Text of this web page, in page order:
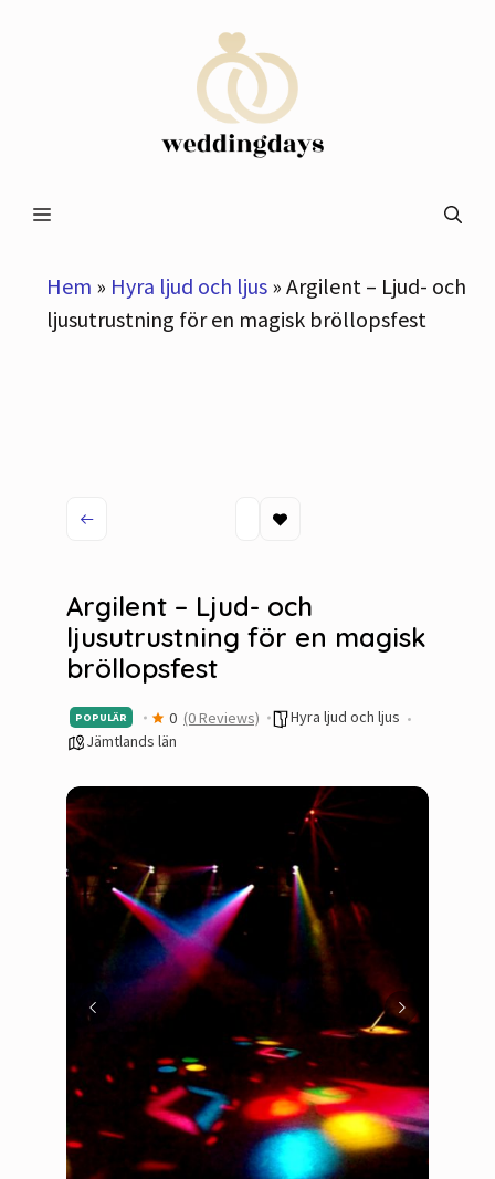
Meny
Hem » Hyra ljud och ljus » Argilent – Ljud- och
ljusutrustning för en magisk bröllopsfest
Argilent – Ljud- och
ljusutrustning för en magisk
bröllopsfest
POPULÄR 0 (0 Reviews)
Hyra ljud och ljus
Jämtlands län